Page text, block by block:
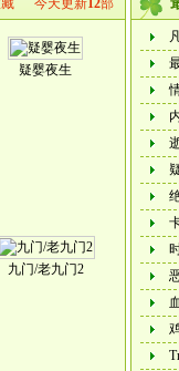
藏 今天更新12部
疑婴夜生
九门/老九门2